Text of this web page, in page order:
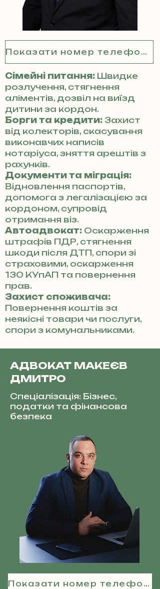
Показати номер телефону
Сімейні питання: Швидке
розлучення, стягнення
аліментів, дозвіл на виїзд
дитини за кордон.
Борги та кредити: Захист
від колекторів, скасування
виконавчих написів
нотаріуса, зняття арештів з
рахунків.
Документи та міграція:
Відновлення паспортів,
допомога з легалізацією за
кордоном, супровід
отримання віз.
Автоадвокат: Оскарження
штрафів ПДР, стягнення
шкоди після ДТП, спори зі
страховими, оскарження
130 КУпАП та повернення
прав.
Захист споживача:
Повернення коштів за
неякісні товари чи послуги,
спори з комунальниками.
АДВОКАТ МАКЕЄВ
ДМИТРО
Спеціалізація: Бізнес,
податки та фінансова
безпека
Показати номер телефону